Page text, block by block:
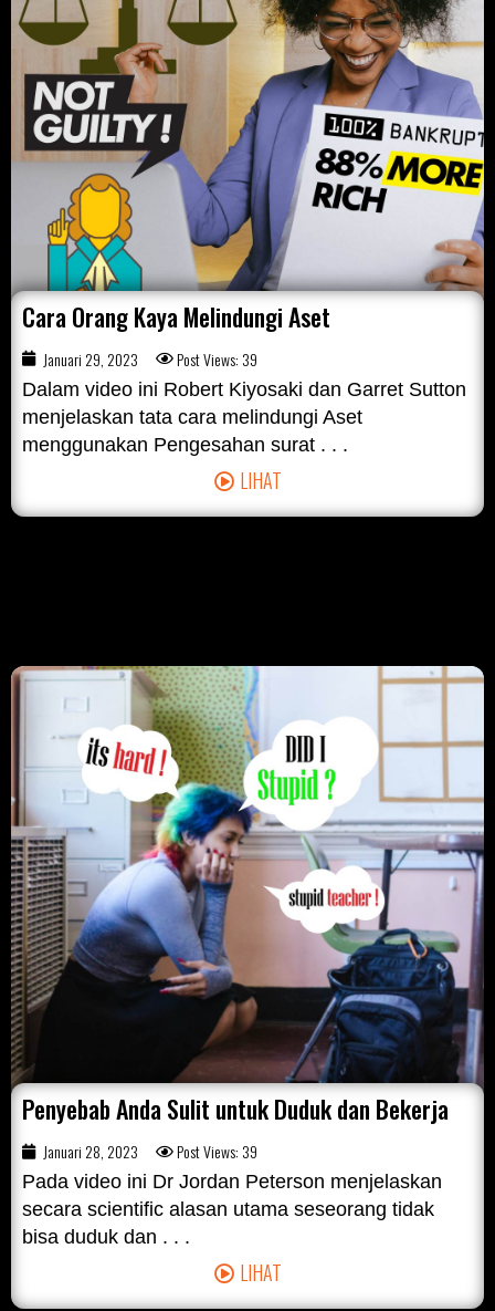
Cara Orang Kaya Melindungi Aset
Januari 29, 2023 Post Views: 39
Dalam video ini Robert Kiyosaki dan Garret Sutton
menjelaskan tata cara melindungi Aset
menggunakan Pengesahan surat . . .
LIHAT
Penyebab Anda Sulit untuk Duduk dan Bekerja
Januari 28, 2023 Post Views: 39
Pada video ini Dr Jordan Peterson menjelaskan
secara scientific alasan utama seseorang tidak
bisa duduk dan . . .
LIHAT